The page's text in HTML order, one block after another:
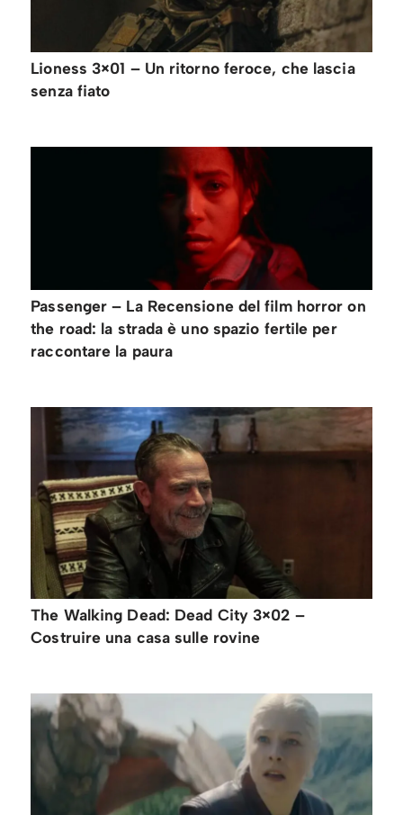
Lioness 3×01 – Un ritorno feroce, che lascia
senza fiato
Passenger – La Recensione del film horror on
the road: la strada è uno spazio fertile per
raccontare la paura
The Walking Dead: Dead City 3×02 –
Costruire una casa sulle rovine